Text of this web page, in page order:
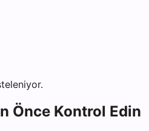
Önce Kontrol Edin